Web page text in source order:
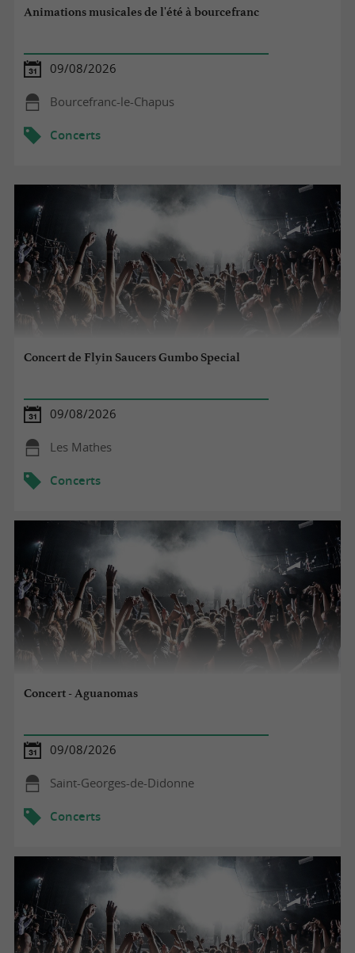
Animations musicales de l'été à bourcefranc
09/08/2026
Bourcefranc-le-Chapus
Concerts
Concert de Flyin Saucers Gumbo Special
09/08/2026
Les Mathes
Concerts
Concert - Aguanomas
09/08/2026
Saint-Georges-de-Didonne
Concerts